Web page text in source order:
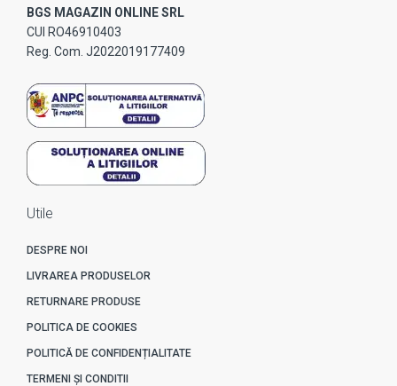
BGS MAGAZIN ONLINE SRL
CUI RO46910403
Reg. Com. J2022019177409
Utile
DESPRE NOI
LIVRAREA PRODUSELOR
RETURNARE PRODUSE
POLITICA DE COOKIES
POLITICĂ DE CONFIDENȚIALITATE
TERMENI ȘI CONDITII